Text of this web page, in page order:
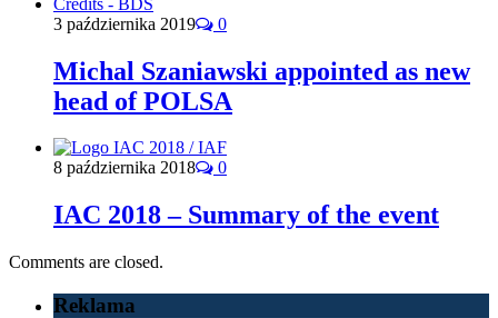
3 października 2019 0
Michal Szaniawski appointed as new
head of POLSA
8 października 2018 0
IAC 2018 – Summary of the event
Comments are closed.
Reklama